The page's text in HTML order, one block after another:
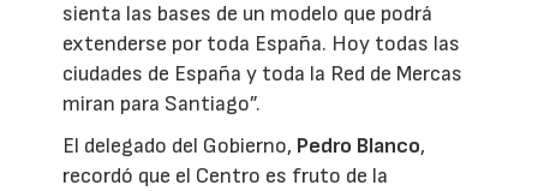
sienta las bases de un modelo que podrá
extenderse por toda España. Hoy todas las
ciudades de España y toda la Red de Mercas
miran para Santiago”.
El delegado del Gobierno, Pedro Blanco,
recordó que el Centro es fruto de la